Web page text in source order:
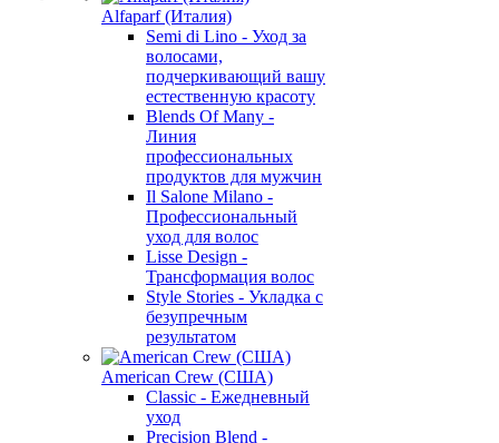
Alfaparf (Италия)
Semi di Lino - Уход за
волосами,
подчеркивающий вашу
естественную красоту
Blends Of Many -
Линия
профессиональных
продуктов для мужчин
Il Salone Milano -
Профессиональный
уход для волос
Lisse Design -
Трансформация волос
Style Stories - Укладка с
безупречным
результатом
American Crew (США)
Classic - Ежедневный
уход
Precision Blend -